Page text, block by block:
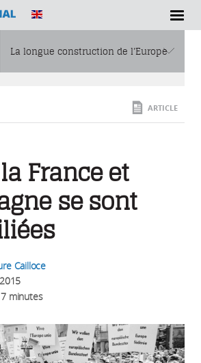
La longue construction de l’Europe
ARTICLE
France et
se sont
Cailloce
minutes